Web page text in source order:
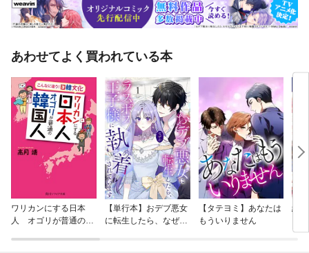
あわせてよく買われている本
ワリカンにする日本
人 オゴリが普通の韓
【単行本】おデブ悪女
に転生したら、なぜか
【タテヨミ】あなたは
もういりません
結